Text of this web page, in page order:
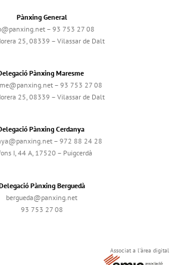
Pànxing General
– 93 753 27 08
25, 08339 – Vilassar de Dalt
Pànxing Maresme
– 93 753 27 08
25, 08339 – Vilassar de Dalt
Pànxing Cerdanya
– 972 88 24 28
I, 44 A, 17520 – Puigcerdà
Pànxing Berguedà
bergueda@panxing.net
93 753 27 08
Associat a l'àrea digital